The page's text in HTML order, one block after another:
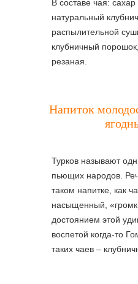
В составе чая:
натуральный
распылительной
клубничный
резаная.
Напиток
Турков называют
пьющих народов.
таком напитке, как
насыщенный,
достоянием этой
воспетой когда-то
таких чаев –